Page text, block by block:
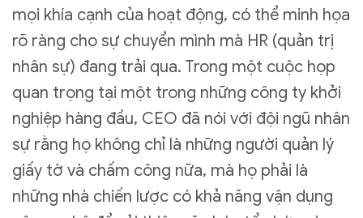
mọi khía cạnh của hoạt động, có thể minh họa
rõ ràng cho sự chuyển mình mà HR (quản trị
nhân sự) đang trải qua. Trong một cuộc họp
quan trọng tại một trong những công ty khởi
nghiệp hàng đầu, CEO đã nói với đội ngũ nhân
sự rằng họ không chỉ là những người quản lý
giấy tờ và chấm công nữa, mà họ phải là
những nhà chiến lược có khả năng vận dụng